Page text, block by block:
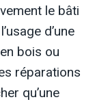
le bâti
d’une
bois ou
réparations
qu’une